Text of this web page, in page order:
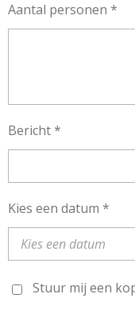
Aantal personen *
Bericht *
Kies een datum *
Stuur mij een